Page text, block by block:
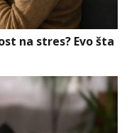
na stres? Evo šta